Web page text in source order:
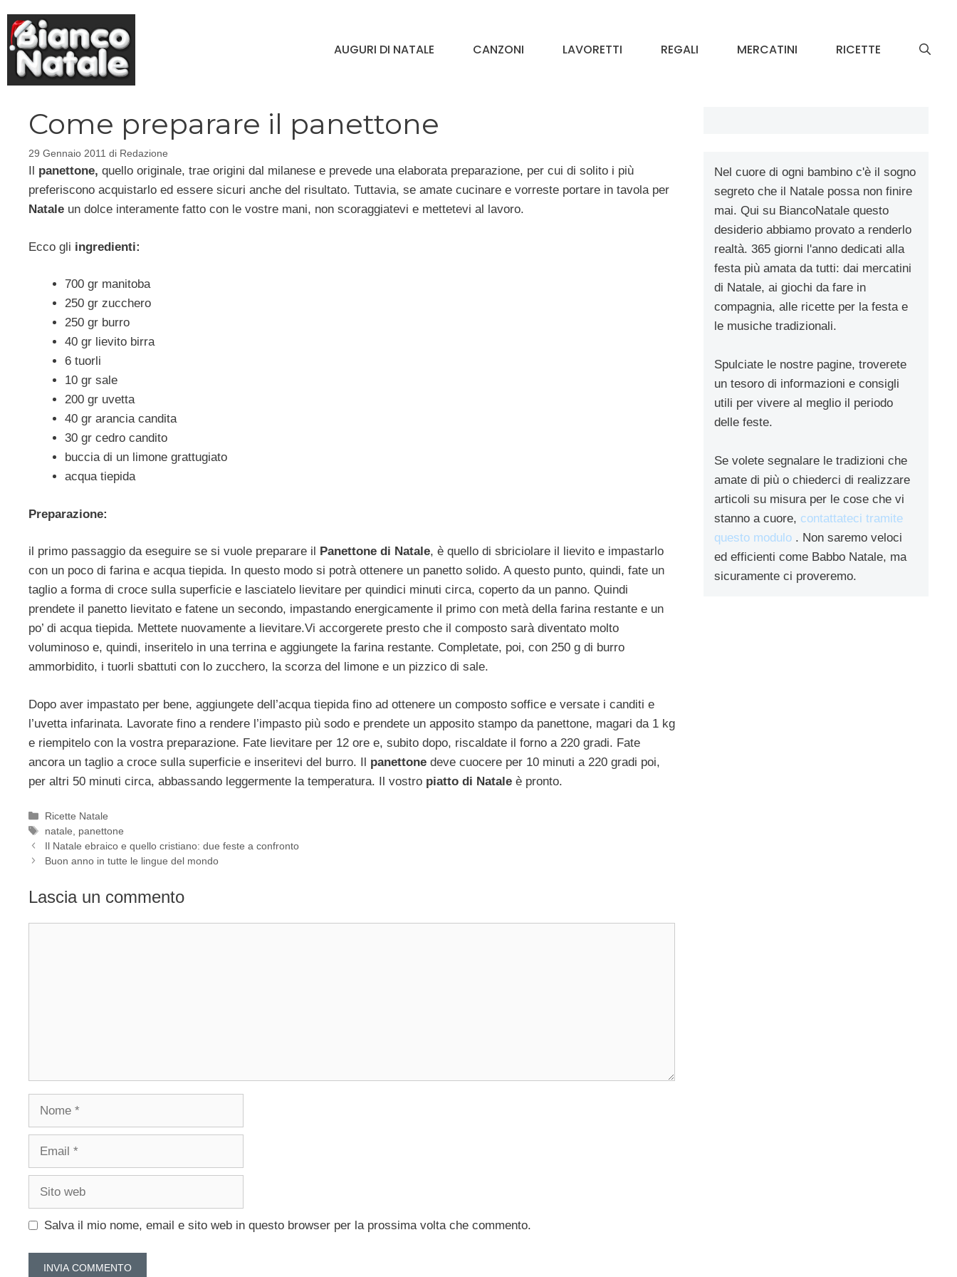
contenuto
AUGURI DI NATALE CANZONI LAVORETTI REGALI MERCATINI RICETTE
Come preparare il panettone
29 Gennaio 2011 di Redazione
Il panettone, quello originale, trae origini dal milanese e prevede una elaborata preparazione, per cui di solito i più
preferiscono acquistarlo ed essere sicuri anche del risultato. Tuttavia, se amate cucinare e vorreste portare in tavola per
Natale un dolce interamente fatto con le vostre mani, non scoraggiatevi e mettetevi al lavoro.
Ecco gli ingredienti:
700 gr manitoba
250 gr zucchero
250 gr burro
40 gr lievito birra
6 tuorli
10 gr sale
200 gr uvetta
40 gr arancia candita
30 gr cedro candito
buccia di un limone grattugiato
acqua tiepida
Preparazione:
il primo passaggio da eseguire se si vuole preparare il Panettone di Natale, è quello di sbriciolare il lievito e impastarlo
con un poco di farina e acqua tiepida. In questo modo si potrà ottenere un panetto solido. A questo punto, quindi, fate un
taglio a forma di croce sulla superficie e lasciatelo lievitare per quindici minuti circa, coperto da un panno. Quindi
prendete il panetto lievitato e fatene un secondo, impastando energicamente il primo con metà della farina restante e un
po’ di acqua tiepida. Mettete nuovamente a lievitare.Vi accorgerete presto che il composto sarà diventato molto
voluminoso e, quindi, inseritelo in una terrina e aggiungete la farina restante. Completate, poi, con 250 g di burro
ammorbidito, i tuorli sbattuti con lo zucchero, la scorza del limone e un pizzico di sale.
Dopo aver impastato per bene, aggiungete dell’acqua tiepida fino ad ottenere un composto soffice e versate i canditi e
l’uvetta infarinata. Lavorate fino a rendere l’impasto più sodo e prendete un apposito stampo da panettone, magari da 1 kg
e riempitelo con la vostra preparazione. Fate lievitare per 12 ore e, subito dopo, riscaldate il forno a 220 gradi. Fate
ancora un taglio a croce sulla superficie e inseritevi del burro. Il panettone deve cuocere per 10 minuti a 220 gradi poi,
per altri 50 minuti circa, abbassando leggermente la temperatura. Il vostro piatto di Natale è pronto.
Categorie
Ricette Natale
Tag
natale
panettone
Il Natale ebraico e quello cristiano: due feste a confronto
Buon anno in tutte le lingue del mondo
Lascia un commento
Salva il mio nome, email e sito web in questo browser per la prossima volta che commento.
Nel cuore di ogni bambino c'è il sogno
segreto che il Natale possa non finire
mai. Qui su BiancoNatale questo
desiderio abbiamo provato a renderlo
realtà. 365 giorni l'anno dedicati alla
festa più amata da tutti: dai mercatini
di Natale, ai giochi da fare in
compagnia, alle ricette per la festa e
le musiche tradizionali.
Spulciate le nostre pagine, troverete
un tesoro di informazioni e consigli
utili per vivere al meglio il periodo
delle feste.
Se volete segnalare le tradizioni che
amate di più o chiederci di realizzare
articoli su misura per le cose che vi
stanno a cuore, contattateci tramite
questo modulo . Non saremo veloci
ed efficienti come Babbo Natale, ma
sicuramente ci proveremo.